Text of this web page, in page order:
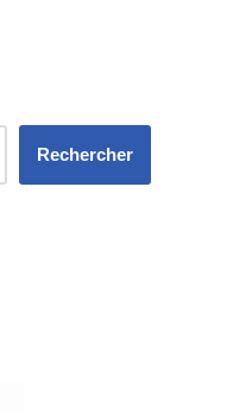
Rechercher